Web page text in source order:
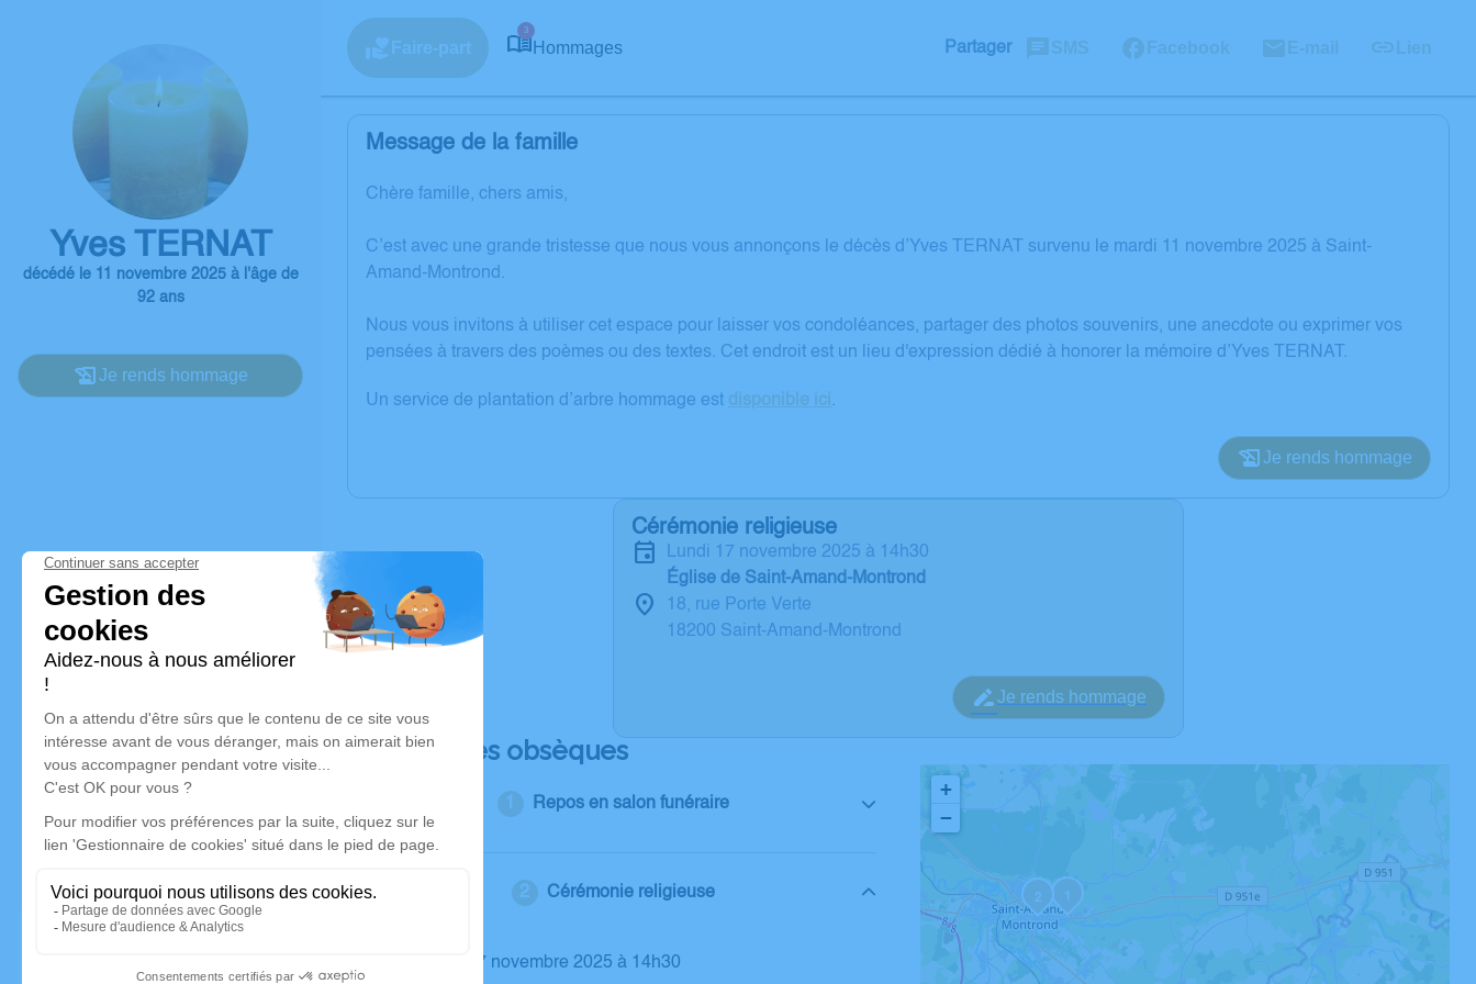
Yves TERNAT
décédé le 11 novembre 2025 à l'âge de
92 ans
Je rends hommage
Faire-part
3
Hommages Partager SMS Facebook E-mail Lien
Message de la famille
Chère famille, chers amis,
C’est avec une grande tristesse que nous vous annonçons le décès d’Yves TERNAT survenu le mardi 11 novembre 2025 à Saint-
Amand-Montrond.
Nous vous invitons à utiliser cet espace pour laisser vos condoléances, partager des photos souvenirs, une anecdote ou exprimer vos
pensées à travers des poèmes ou des textes. Cet endroit est un lieu d'expression dédié à honorer la mémoire d’Yves TERNAT.
Un service de plantation d’arbre hommage est disponible ici .
Je rends hommage
Cérémonie religieuse
lundi 17 novembre 2025 à 14h30
Église de Saint-Amand-Montrond
18, rue Porte Verte
18200 Saint-Amand-Montrond
Je rends hommage
Déroulé des obsèques
Repos en salon funéraire
Cérémonie religieuse
Le lundi 17 novembre 2025 à 14h30
1
2
+
−